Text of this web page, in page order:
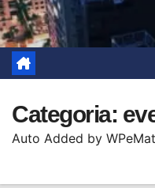
Categoria:
Auto Added by